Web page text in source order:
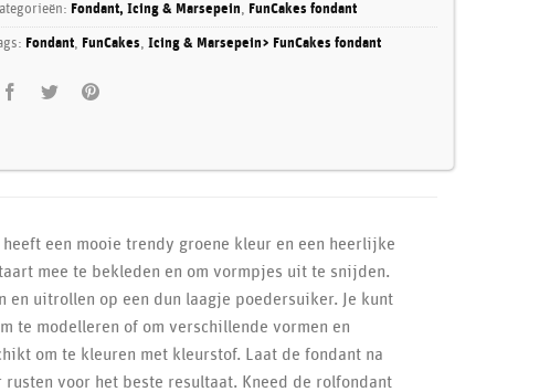
Fondant, Icing & Marsepein, FunCakes fondant
Fondant, FunCakes, Icing & Marsepein> FunCakes fondant
een mooie trendy groene kleur en een heerlijke
mee te bekleden en om vormpjes uit te snijden.
en uitrollen op een dun laagje poedersuiker. Je kunt
te modelleren of om verschillende vormen en
om te kleuren met kleurstof. Laat de fondant na
voor het beste resultaat. Kneed de rolfondant